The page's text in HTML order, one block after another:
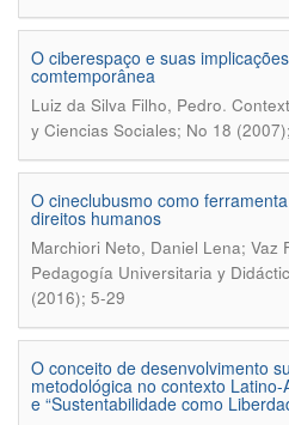
O ciberespaço e suas
comtemporânea
Luiz da Silva Filho, Pedro.
y Ciencias Sociales; No 18
O cineclubusmo como
direitos humanos
Marchiori Neto, Daniel Lena; Vaz
Pedagogía Universitaria y
(2016); 5-29
O conceito de desenvolvimento
metodológica no contexto
e “Sustentabilidade como